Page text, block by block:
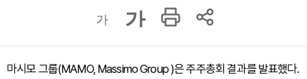
가 가
마시모 그룹(MAMO, Massimo Group )은 주주총회 결과를 발표했다.